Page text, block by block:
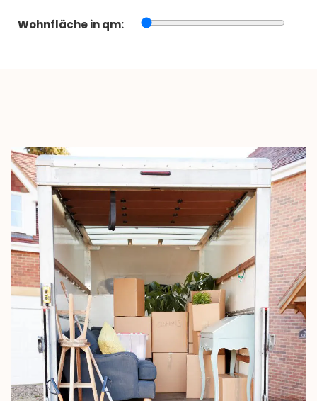
Wohnfläche in qm: